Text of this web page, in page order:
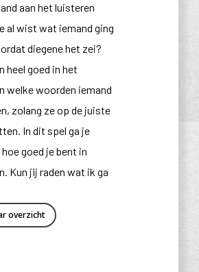
aan het luisteren
al wist wat iemand ging
diegene het zei?
heel goed in het
welke woorden iemand
zolang ze op de juiste
In dit spel ga je
goed je bent in
Kun jij raden wat ik ga
overzicht